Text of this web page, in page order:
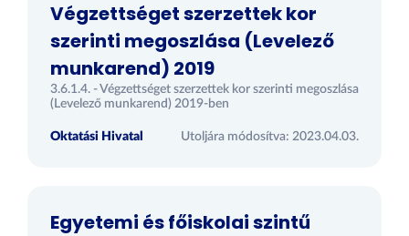
Végzettséget szerzettek kor
szerinti megoszlása (Levelező
munkarend) 2019
3.6.1.4. - Végzettséget szerzettek kor szerinti megoszlása
(Levelező munkarend) 2019-ben
Oktatási Hivatal Utoljára módosítva: 2023.04.03.
Egyetemi és főiskolai szintű